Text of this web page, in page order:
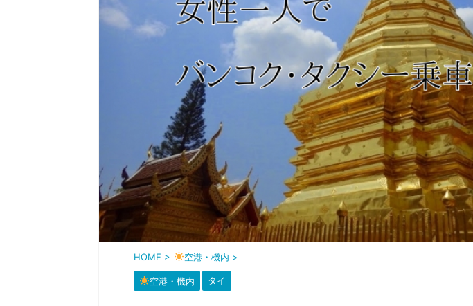
HOME > 空港・機内 >
空港・機内 タイ